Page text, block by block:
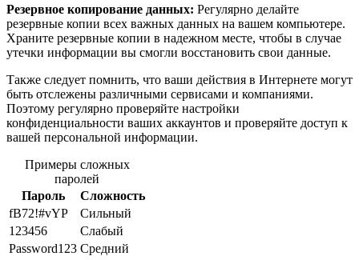
Резервное копирование данных: Регулярно делайте
резервные копии всех важных данных на вашем компьютере.
Храните резервные копии в надежном месте, чтобы в случае
утечки информации вы смогли восстановить свои данные.
Также следует помнить, что ваши действия в Интернете могут
быть отслежены различными сервисами и компаниями.
Поэтому регулярно проверяйте настройки
конфиденциальности ваших аккаунтов и проверяйте доступ к
вашей персональной информации.
Примеры сложных
паролей
Пароль
Сложность
fB72!#vYP
Сильный
123456
Слабый
Password123 Средний